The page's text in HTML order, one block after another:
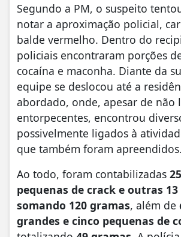
Segundo a PM, o suspeito
notar a aproximação policial,
balde vermelho. Dentro do
policiais encontraram porções
cocaína e maconha. Diante da
equipe se deslocou até a
abordado, onde, apesar de não
entorpecentes, encontrou
possivelmente ligados à
que também foram apreendidos.
Ao todo, foram contabilizadas
pequenas de crack e outras
somando 120 gramas, além de
grandes e cinco pequenas de